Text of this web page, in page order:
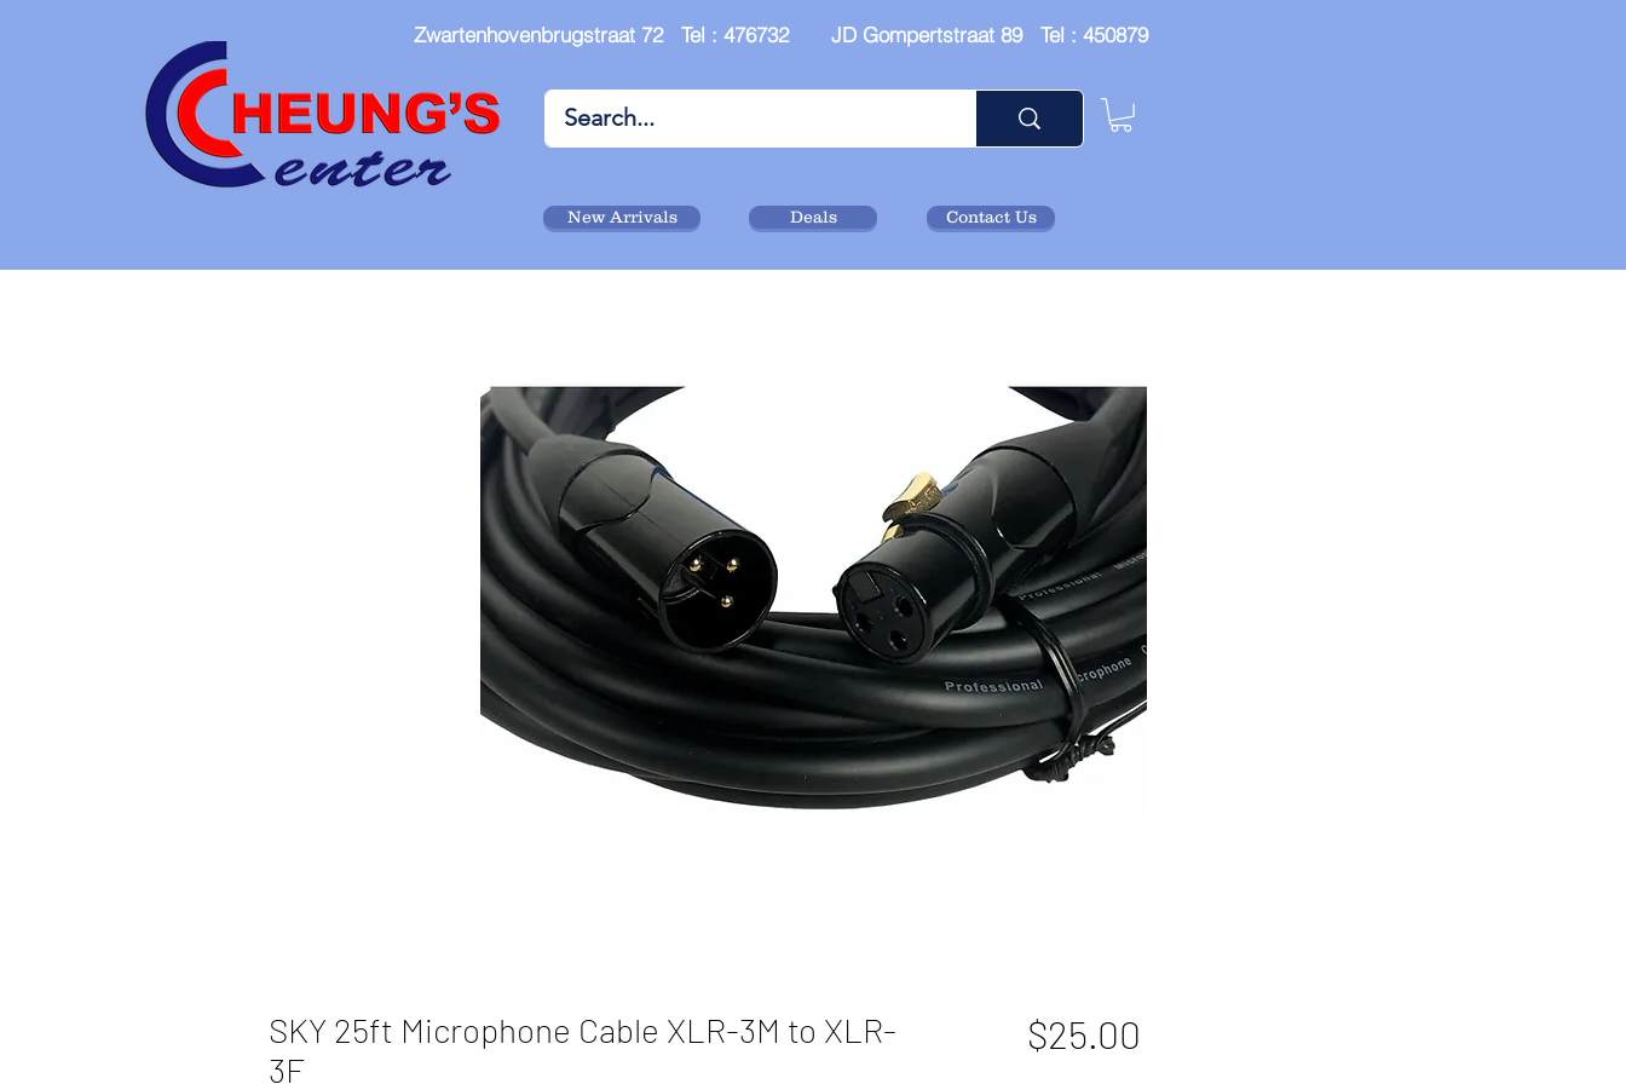
Zwartenhovenbrugstraat 72 Tel : 476732 JD Gompertstraat 89 Tel : 450879
New Arrivals Deals Contact Us
SKY 25ft Microphone Cable XLR-3M to XLR-
3F
$25.00